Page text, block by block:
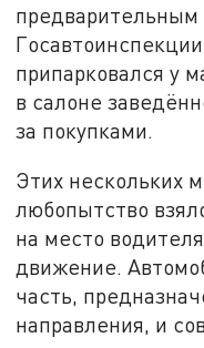
припарковался у
в салоне
за покупками.
Этих нескольких
любопытство
на место
движение.
часть,
направления, и